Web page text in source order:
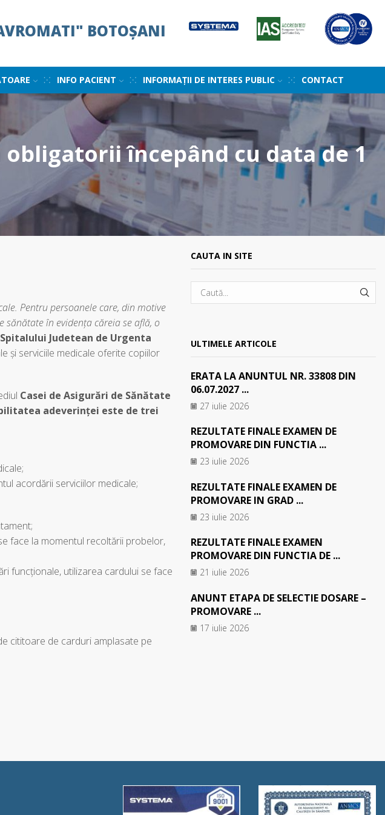
BOTOȘANI
INFO PACIENT INFORMAȚII DE INTERES PUBLIC CONTACT
începând cu data de 1
Pentru persoanele care, din motive
în evidența căreia se află, o
Judetean de Urgenta
și serviciile medicale oferite copiilor
Casei de Asigurări de Sănătate
adeverinței este de trei
acordării serviciilor medicale;
face la momentul recoltării probelor,
funcționale, utilizarea cardului se face
cititoare de carduri amplasate pe
CAUTA IN SITE
ULTIMELE ARTICOLE
ERATA LA ANUNTUL NR. 33808 DIN
06.07.2027 ...
27 iulie 2026
REZULTATE FINALE EXAMEN DE
PROMOVARE DIN FUNCTIA ...
23 iulie 2026
REZULTATE FINALE EXAMEN DE
PROMOVARE IN GRAD ...
23 iulie 2026
REZULTATE FINALE EXAMEN
PROMOVARE DIN FUNCTIA DE ...
21 iulie 2026
ANUNT ETAPA DE SELECTIE DOSARE –
PROMOVARE ...
17 iulie 2026